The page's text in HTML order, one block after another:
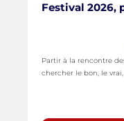
Festival 2026,
Partir à la rencontre
chercher le bon, le